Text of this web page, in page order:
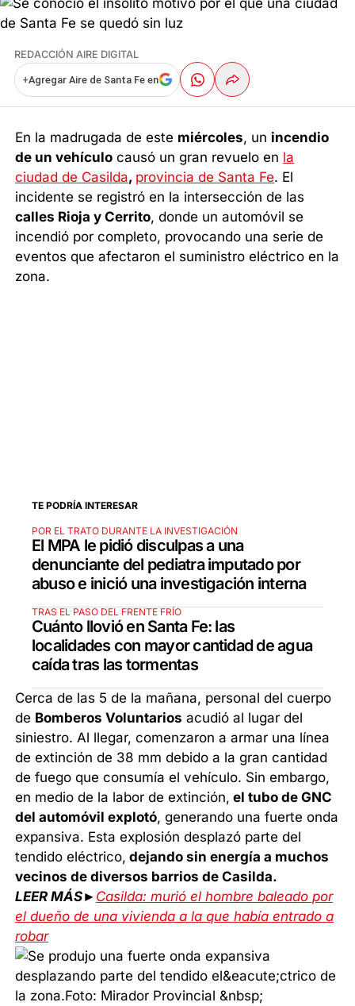
REDACCIÓN AIRE DIGITAL
+Agregar Aire de Santa Fe en
En la madrugada de este miércoles, un incendio
de un vehículo causó un gran revuelo en la
ciudad de Casilda, provincia de Santa Fe. El
incidente se registró en la intersección de las
calles Rioja y Cerrito, donde un automóvil se
incendió por completo, provocando una serie de
eventos que afectaron el suministro eléctrico en la
zona.
TE PODRÍA INTERESAR
POR EL TRATO DURANTE LA INVESTIGACIÓN
El MPA le pidió disculpas a una
denunciante del pediatra imputado por
abuso e inició una investigación interna
TRAS EL PASO DEL FRENTE FRÍO
Cuánto llovió en Santa Fe: las
localidades con mayor cantidad de agua
caída tras las tormentas
Cerca de las 5 de la mañana, personal del cuerpo
de Bomberos Voluntarios acudió al lugar del
siniestro. Al llegar, comenzaron a armar una línea
de extinción de 38 mm debido a la gran cantidad
de fuego que consumía el vehículo. Sin embargo,
en medio de la labor de extinción, el tubo de GNC
del automóvil explotó, generando una fuerte onda
expansiva. Esta explosión desplazó parte del
tendido eléctrico, dejando sin energía a muchos
vecinos de diversos barrios de Casilda.
LEER MÁS► Casilda: murió el hombre baleado por
el dueño de una vivienda a la que había entrado a
robar